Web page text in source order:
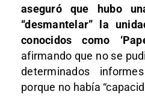
aseguró que hubo
“desmantelar” la
conocidos como
afirmando que no se
determinados
porque no había